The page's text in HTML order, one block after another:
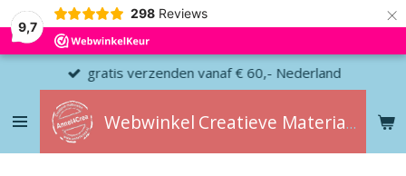
9,7
298 Reviews ×
Webwinkel Creatieve Materialen
gratis verzenden vanaf € 60,- Nederland